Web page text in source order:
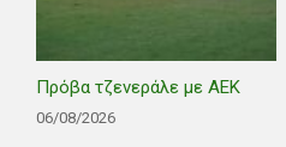
Πρόβα τζενεράλε με ΑΕΚ
06/08/2026